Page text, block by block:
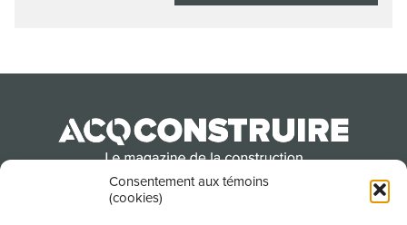
Consentement aux témoins
(cookies)